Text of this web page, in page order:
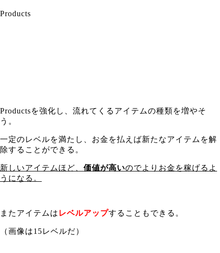
Products
Productsを強化し、流れてくるアイテムの種類を増やそ
う。
一定のレベルを満たし、お金を払えば新たなアイテムを解
除することができる。
新しいアイテムほど、 価値が高いのでよりお金を稼げるよ
うになる。
またアイテムは レベルアップすることもできる。
（画像は15レベルだ）